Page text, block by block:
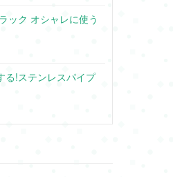
ック オシャレに使う
る!ステンレスパイプ